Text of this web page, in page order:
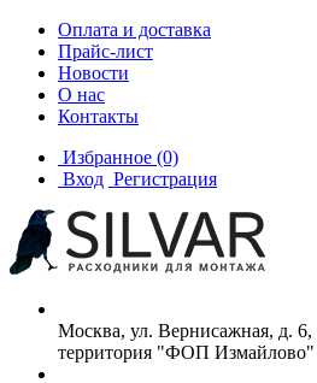
Оплата и доставка
Прайс-лист
Новости
О нас
Контакты
Избранное (0)
Вход Регистрация
Москва, ул. Вернисажная, д. 6,
территория "ФОП Измайлово"